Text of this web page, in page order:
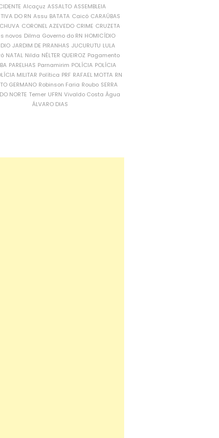
Alcaçuz ASSALTO ASSEMBLEIA
DO RN Assu BATATA Caicó CARAÚBAS
CORONEL AZEVEDO CRIME CRUZETA
novos Dilma Governo do RN HOMICÍDIO
JARDIM DE PIRANHAS JUCURUTU LULA
NATAL Nilda NÉLTER QUEIROZ Pagamento
PARELHAS Parnamirim POLÍCIA POLÍCIA
MILITAR Política PRF RAFAEL MOTTA RN
GERMANO Robinson Faria Roubo SERRA
NORTE Temer UFRN Vivaldo Costa Água
ÁLVARO DIAS